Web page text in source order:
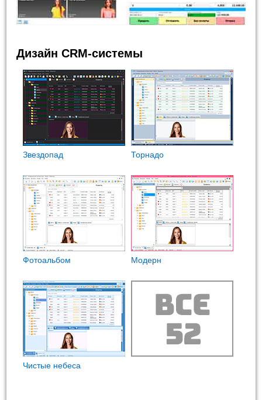
Дизайн CRM-системы
Звездопад Торнадо
Фотоальбом Модерн
Чистые небеса